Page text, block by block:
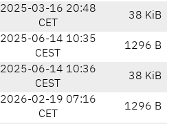
2025-03-16 20:48
CET
38 KiB
2025-06-14 10:35
CEST
1296 B
2025-06-14 10:36
CEST
38 KiB
2026-02-19 07:16
CET
1296 B